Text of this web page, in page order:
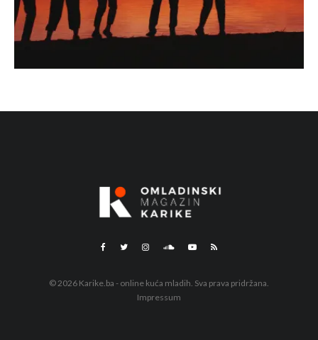
© 2026 Karike.ba - online kuća mladih. Sva prava pridržana.
Impressum